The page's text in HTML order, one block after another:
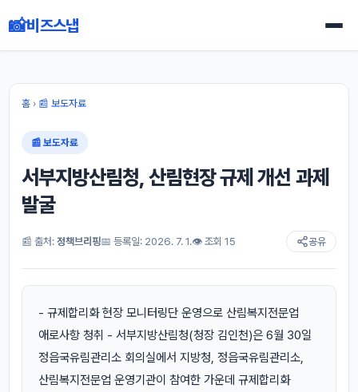
📸비즈스냅
홈› 📰 보도자료
📰 보도자료
서부지방산림청, 산림현장 규제 개선 과제
발굴
📰 출처: 정책브리핑📅 등록일: 2026. 7. 1.👁 조회 15 공유
- 규제합리화 현장 모니터링단 운영으로 산림복지전문업
애로사항 청취 - 서부지방산림청(청장 김인천)은 6월 30일
정읍국유림관리소 회의실에서 지방청, 정읍국유림관리소,
산림복지전문업 운영기관이 참여한 가운데 규제합리화